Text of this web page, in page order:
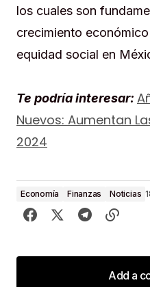
los cuales son
crecimiento
equidad social en
Te podría interesar:
Nuevos: Aumentan
2024
Economía Finanzas Noticias
Add a